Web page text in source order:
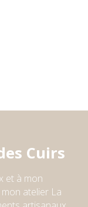
Cuirs
et à mon
mon atelier La